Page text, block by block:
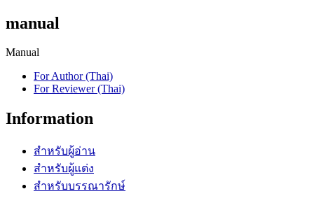
manual
Manual
For Author (Thai)
For Reviewer (Thai)
Information
สำหรับผู้อ่าน
สำหรับผู้แต่ง
สำหรับบรรณารักษ์